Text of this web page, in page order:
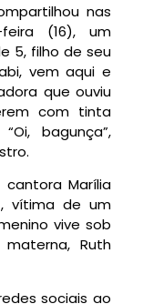
nas
(16), um
5, filho de seu
vem aqui e
que ouviu
com tinta
bagunça”,
Marília
vítima de um
vive sob
Ruth
sociais ao